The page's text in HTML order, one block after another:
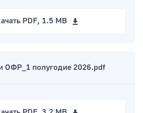
PDF, 1.5 MB
ОФР_1 полугодие 2026.pdf